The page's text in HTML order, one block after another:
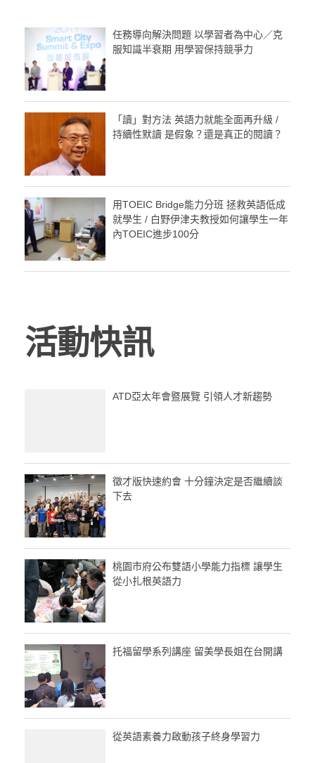
任務導向解決問題 以學習者為中心／克
服知識半衰期 用學習保持競爭力
「讀」對方法 英語力就能全面再升級 /
持續性默讀 是假象？還是真正的閱讀？
用TOEIC Bridge能力分班 拯救英語低成
就學生 / 白野伊津夫教授如何讓學生一年
內TOEIC進步100分
活動快訊
ATD亞太年會暨展覽 引領人才新趨勢
徵才版快速約會 十分鐘決定是否繼續談
下去
桃園市府公布雙語小學能力指標 讓學生
從小扎根英語力
托福留學系列講座 留美學長姐在台開講
從英語素養力啟動孩子終身學習力